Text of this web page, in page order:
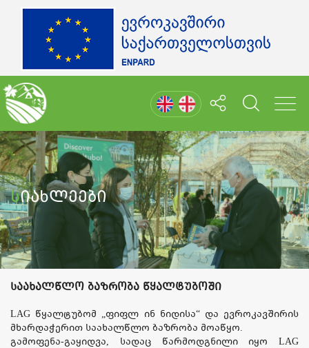
Სიახლეები
საახალწლო ბაზრობა წყალტუბოში
LAG წყალტუბომ „ფიფლ ინ ნიდისა“ და ევროკავშირის
მხარდაჭერით საახალწლო ბაზრობა მოაწყო.
გამოფენა-გაყიდვა, სადაც წარმოდგნილი იყო LAG